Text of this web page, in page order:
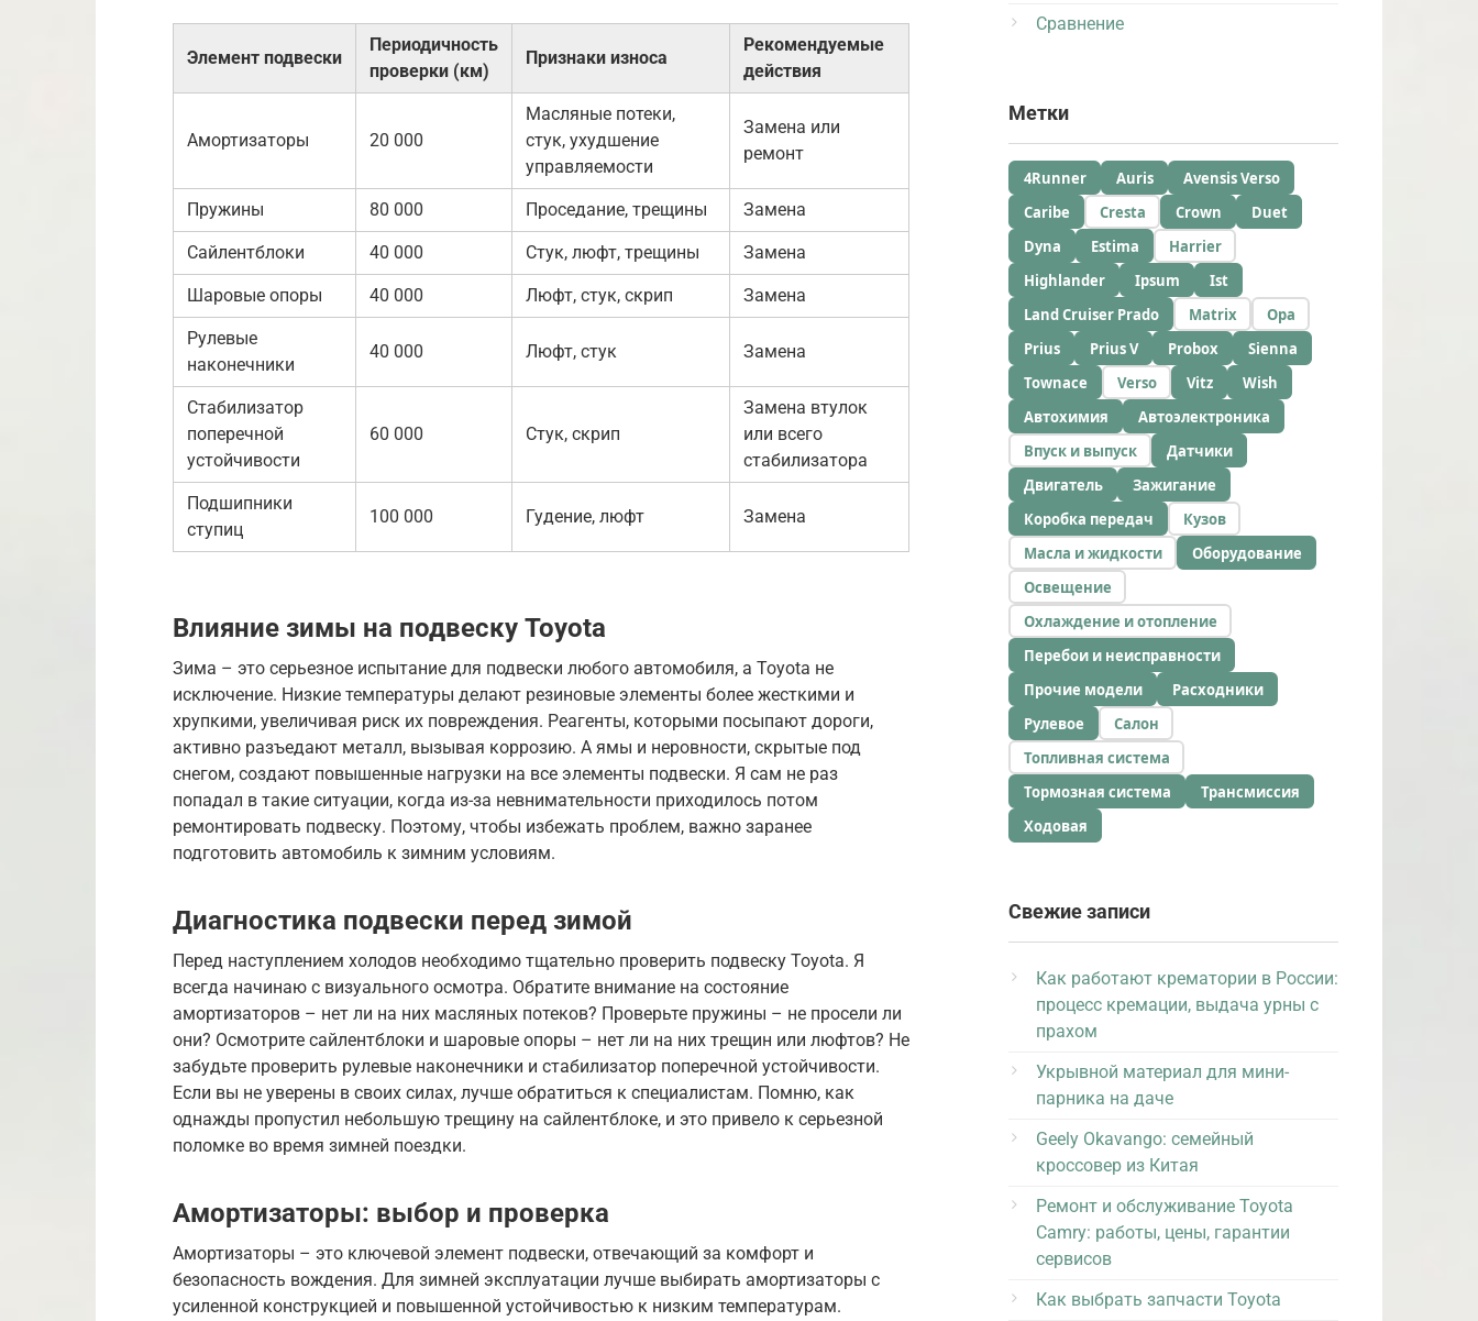
Элемент подвески
Периодичность
проверки (км)
Признаки износа
Рекомендуемые
действия
Амортизаторы 20 000
Масляные потеки,
стук, ухудшение
управляемости
Замена или
ремонт
Пружины 80 000 Проседание, трещины Замена
Сайлентблоки 40 000 Стук, люфт, трещины Замена
Шаровые опоры 40 000 Люфт, стук, скрип Замена
Рулевые
наконечники
40 000 Люфт, стук Замена
Стабилизатор
поперечной
устойчивости
60 000 Стук, скрип
Замена втулок
или всего
стабилизатора
Подшипники
ступиц
100 000 Гудение, люфт Замена
Влияние зимы на подвеску Toyota
Зима – это серьезное испытание для подвески любого автомобиля, а Toyota не
исключение. Низкие температуры делают резиновые элементы более жесткими и
хрупкими, увеличивая риск их повреждения. Реагенты, которыми посыпают дороги,
активно разъедают металл, вызывая коррозию. А ямы и неровности, скрытые под
снегом, создают повышенные нагрузки на все элементы подвески. Я сам не раз
попадал в такие ситуации, когда из-за невнимательности приходилось потом
ремонтировать подвеску. Поэтому, чтобы избежать проблем, важно заранее
подготовить автомобиль к зимним условиям.
Диагностика подвески перед зимой
Перед наступлением холодов необходимо тщательно проверить подвеску Toyota. Я
всегда начинаю с визуального осмотра. Обратите внимание на состояние
амортизаторов – нет ли на них масляных потеков? Проверьте пружины – не просели ли
они? Осмотрите сайлентблоки и шаровые опоры – нет ли на них трещин или люфтов? Не
забудьте проверить рулевые наконечники и стабилизатор поперечной устойчивости.
Если вы не уверены в своих силах, лучше обратиться к специалистам. Помню, как
однажды пропустил небольшую трещину на сайлентблоке, и это привело к серьезной
поломке во время зимней поездки.
Амортизаторы: выбор и проверка
Амортизаторы – это ключевой элемент подвески, отвечающий за комфорт и
безопасность вождения. Для зимней эксплуатации лучше выбирать амортизаторы с
усиленной конструкцией и повышенной устойчивостью к низким температурам.
Сравнение
Метки
4Runner Auris
Avensis Verso
Caribe
Cresta Crown
Duet
Dyna
Estima
Harrier
Highlander
Ipsum
Ist
Land Cruiser Prado
Matrix
Opa
Prius
Prius V Probox
Sienna
Townace
Verso Vitz
Wish
Автохимия
Автоэлектроника
Впуск и выпуск
Датчики
Двигатель
Зажигание
Коробка передач
Кузов
Масла и жидкости
Оборудование
Освещение
Охлаждение и отопление
Перебои и неисправности
Прочие модели
Расходники
Рулевое
Салон
Топливная система
Тормозная система
Трансмиссия
Ходовая
Свежие записи
Как работают крематории в России:
процесс кремации, выдача урны с
прахом
Укрывной материал для мини-
парника на даче
Geely Okavango: семейный
кроссовер из Китая
Ремонт и обслуживание Toyota
Camry: работы, цены, гарантии
сервисов
Как выбрать запчасти Toyota